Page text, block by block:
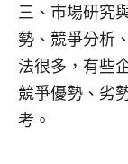
三、市場研究
勢、競爭分析
法很多，有些
競爭優勢、劣
考。